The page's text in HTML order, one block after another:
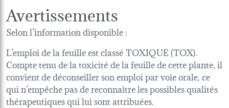
Avertissements
Selon l’information disponible :
L’emploi de la feuille est classé TOXIQUE (TOX).
Compte tenu de la toxicité de la feuille de cette plante, il
convient de déconseiller son emploi par voie orale, ce
qui n’empêche pas de reconnaître les possibles qualités
thérapeutiques qui lui sont attribuées.